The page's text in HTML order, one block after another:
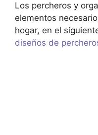
Los percheros y
elementos
hogar, en el
diseños de